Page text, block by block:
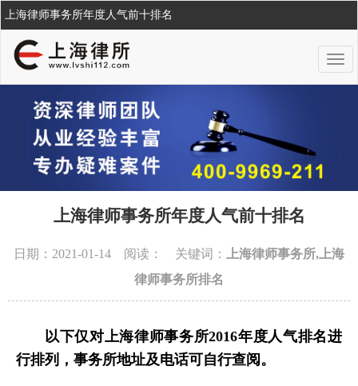
上海律师事务所年度人气前十排名
上海律师事务所年度人气前十排名
日期：2021-01-14 阅读： 关键词：
上海律师事务所,上海
律师事务所排名
以下仅对上海律师事务所2016年度人气排名进
行排列，事务所地址及电话可自行查阅。